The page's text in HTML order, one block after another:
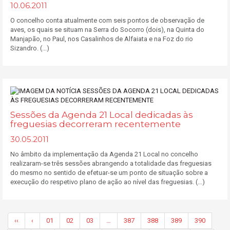
10.06.2011
O concelho conta atualmente com seis pontos de observação de
aves, os quais se situam na Serra do Socorro (dois), na Quinta do
Manjapão, no Paul, nos Casalinhos de Alfaiata e na Foz do rio
Sizandro. (...)
Sessões da Agenda 21 Local dedicadas às
freguesias decorreram recentemente
30.05.2011
No âmbito da implementação da Agenda 21 Local no concelho
realizaram-se três sessões abrangendo a totalidade das freguesias
do mesmo no sentido de efetuar-se um ponto de situação sobre a
execução do respetivo plano de ação ao nível das freguesias. (...)
‹‹ ‹ 01 02 03 … 387 388 389 390